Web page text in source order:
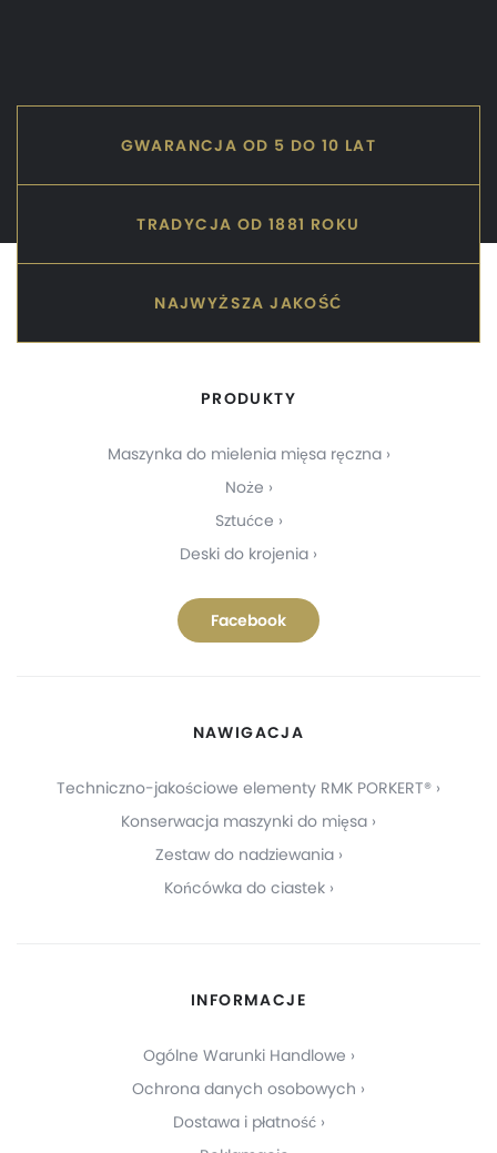
GWARANCJA OD 5 DO 10 LAT
TRADYCJA OD 1881 ROKU
NAJWYŻSZA JAKOŚĆ
PRODUKTY
Maszynka do mielenia mięsa ręczna
Noże
Sztućce
Deski do krojenia
Facebook
NAWIGACJA
Techniczno-jakościowe elementy RMK PORKERT®
Konserwacja maszynki do mięsa
Zestaw do nadziewania
Końcówka do ciastek
INFORMACJE
Ogólne Warunki Handlowe
Ochrona danych osobowych
Dostawa i płatność